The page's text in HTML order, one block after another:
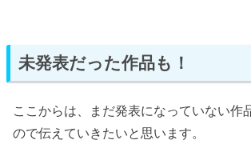
未発表だった作品も！
ここからは、まだ発表になっていない作
ので伝えていきたいと思います。